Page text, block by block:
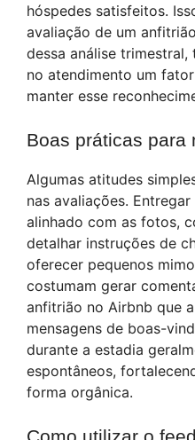
hóspedes satisfeitos.
avaliação de um
dessa análise
no atendimento um
manter esse
Boas práticas para
Algumas atitudes
nas avaliações.
alinhado com as fotos,
detalhar instruções de
oferecer pequenos
costumam gerar
anfitrião no Airbnb que
mensagens de boas-
durante a estadia
espontâneos,
forma orgânica.